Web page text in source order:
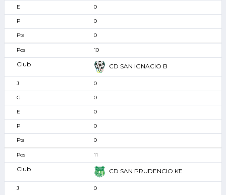
0
0
0
10
CD SAN IGNACIO B
0
0
0
0
0
11
CD SAN PRUDENCIO KE
0